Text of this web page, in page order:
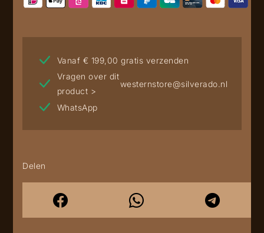
Vanaf € 199,00 gratis verzenden
Vragen over dit
product >
westernstore@silverado.nl
WhatsApp
Delen